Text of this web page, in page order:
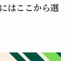
はここから選